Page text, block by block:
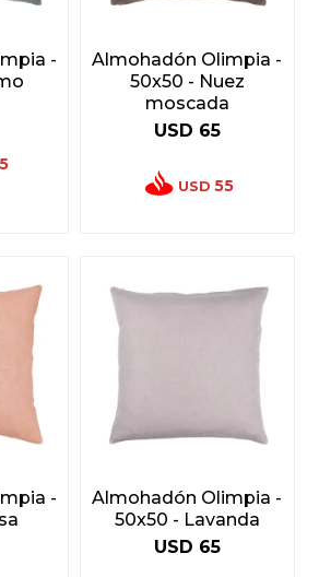
-
Almohadón Olimpia -
50x50 - Nuez
moscada
USD 65
USD 55
-
Almohadón Olimpia -
50x50 - Lavanda
USD 65